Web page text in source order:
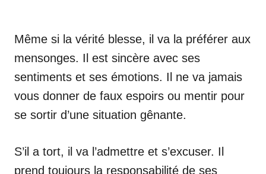
Même si la vérité blesse, il va la préférer aux
mensonges. Il est sincère avec ses
sentiments et ses émotions. Il ne va jamais
vous donner de faux espoirs ou mentir pour
se sortir d’une situation gênante.
S’il a tort, il va l’admettre et s’excuser. Il
prend toujours la responsabilité de ses